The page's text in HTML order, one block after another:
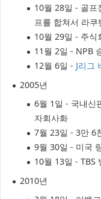
10월 28일 - 골프
프를 합쳐서 라쿠
10월 29일 - 주식
11월 2일 - NPB
12월 6일 - J리그
2005년
6월 1일 - 국내신
자회사화
7월 23일 - 3만 6
9월 30일 - 미국
10월 13일 - TBS
2010년